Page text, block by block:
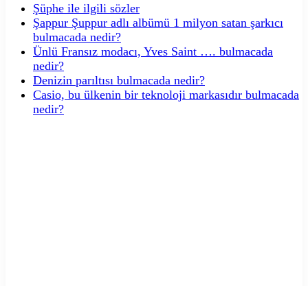
Şüphe ile ilgili sözler
Şappur Şuppur adlı albümü 1 milyon satan şarkıcı
bulmacada nedir?
Ünlü Fransız modacı, Yves Saint …. bulmacada
nedir?
Denizin parıltısı bulmacada nedir?
Casio, bu ülkenin bir teknoloji markasıdır bulmacada
nedir?